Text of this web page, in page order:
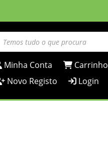
Minha Conta
Carrinho
Novo Registo
Login